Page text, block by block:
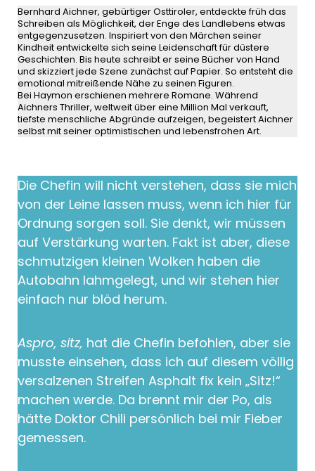
Bernhard Aichner, gebürtiger Osttiroler, entdeckte früh das
Schreiben als Möglichkeit, der Enge des Landlebens etwas
entgegenzusetzen. Inspiriert von den Märchen seiner
Kindheit entwickelte sich seine Leidenschaft für düstere
Geschichten. Bis heute schreibt er seine Bücher von Hand
und skizziert jede Szene zunächst auf Papier. So entsteht die
emotional mitreißende Nähe zu seinen Figuren.
Bei Haymon erschienen mehrere Romane. Während
Aichners Thriller, weltweit über eine Million Mal verkauft,
tiefste menschliche Abgründe aufzeigen, begeistert Aichner
selbst mit seiner optimistischen und lebensfrohen Art.
Die Chefin will nicht verstehen, dass sie mich
von der Leine lassen muss, wenn ich hier für
Ordnung sorgen soll. Sie denkt, wir müssen
auf Verstärkung warten. Fakt ist aber, diese
schmutzigen kleinen Wolken haben die
Autobahn lahmgelegt, und wir stehen hier
einfach nur blöd herum.
Aspro, sitz, hat die Chefin befohlen, aber sie
musste einsehen, dass ich auf diesem völlig
versalzenen Streifen Asphalt fix kein „Sitz!“
machen werde. Da brennt mir der Po, als
hätte Doktor Chili persönlich bei mir Fieber
gemessen.